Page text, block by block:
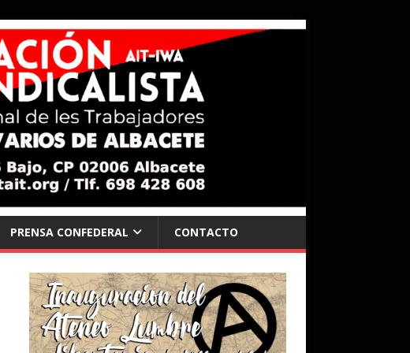
PRENSA CONFEDERAL CONTACTO